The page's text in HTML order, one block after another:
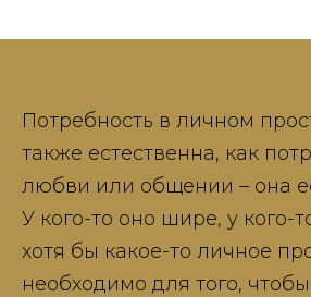
Потребность в личном
также естественна, как
любви или общении – она
У кого-то оно шире, у кого-
хотя бы какое-то личное
необходимо для того,